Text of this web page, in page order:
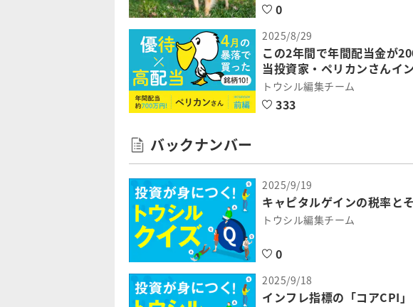
0
2025/8/29
この2年間で年間配当金が
当投資家・ペリカンさんイ
トウシル編集チーム
333
バックナンバー
2025/9/19
キャピタルゲインの税率と
トウシル編集チーム
0
2025/9/18
インフレ指標の「コアCPI」